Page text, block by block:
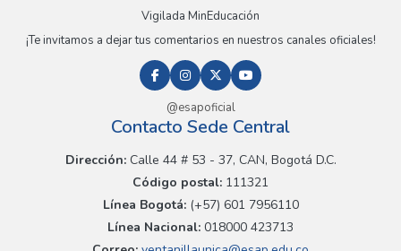
Vigilada MinEducación
¡Te invitamos a dejar tus comentarios en nuestros canales oficiales!
@esapoficial
Contacto Sede Central
Dirección:Calle 44 # 53 - 37, CAN, Bogotá D.C.
Código postal: 111321
Línea Bogotá:(+57) 601 7956110
Línea Nacional: 018000 423713